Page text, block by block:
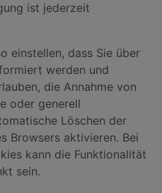
ist jederzeit
einstellen, dass Sie über
werden und
die Annahme von
oder generell
Löschen der
Browsers aktivieren. Bei
kann die Funktionalität
sein.